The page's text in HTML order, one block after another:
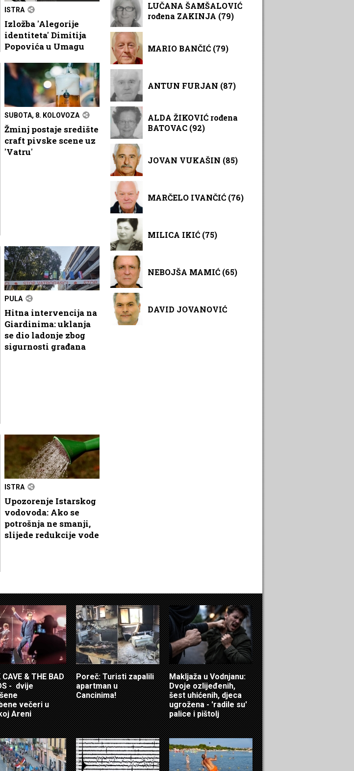
ISTRA
Izložba 'Alegorije
identiteta' Dimitija
Popovića u Umagu
SUBOTA, 8. KOLOVOZA
Žminj postaje središte
craft pivske scene uz
'Vatru'
PULA
Hitna intervencija na
Giardinima: uklanja
se dio ladonje zbog
sigurnosti građana
ISTRA
Upozorenje Istarskog
vodovoda: Ako se
potrošnja ne smanji,
slijede redukcije vode
LUČANA ŠAMŠALOVIĆ
rođena ZAKINJA (79)
MARIO BANČIĆ (79)
ANTUN FURJAN (87)
ALDA ŽIKOVIĆ rođena
BATOVAC (92)
JOVAN VUKAŠIN (85)
MARČELO IVANČIĆ (76)
MILICA IKIĆ (75)
NEBOJŠA MAMIĆ (65)
DAVID JOVANOVIĆ
CAVE & THE BAD
- dvije
večeri u
Areni
Poreč: Turisti zapalili
apartman u
Cancinima!
Makljaža u Vodnjanu:
Dvoje ozlijeđenih,
šest uhićenih, djeca
ugrožena - 'radile su'
palice i pištolj